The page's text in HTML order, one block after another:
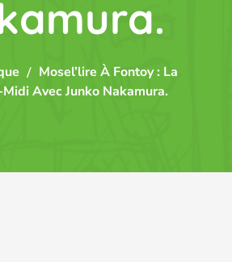
Mosel’lire À Fontoy : La
Avec Junko Nakamura.